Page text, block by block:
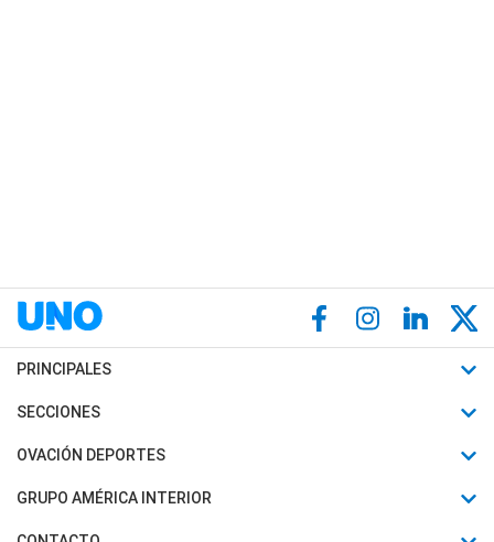
PRINCIPALES
Últimas Noticias
Política
SECCIONES
Horóscopo
Motores
OVACIÓN DEPORTES
Fútbol
Mundial
GRUPO AMÉRICA INTERIOR